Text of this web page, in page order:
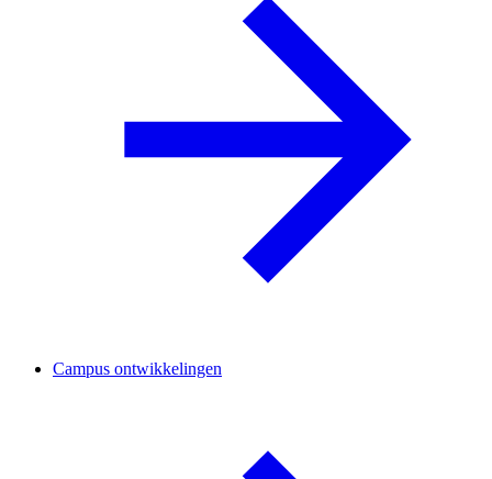
Campus ontwikkelingen